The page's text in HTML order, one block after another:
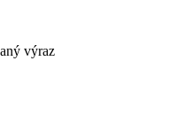
výraz